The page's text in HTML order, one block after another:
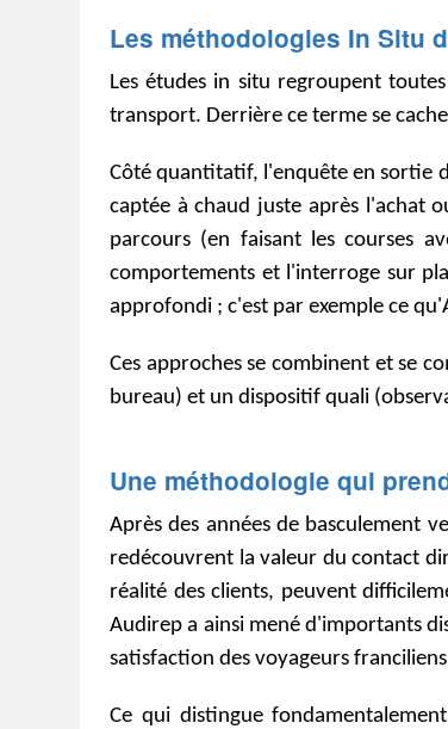
Les méthodologies In Situ
Les études in situ regroupent
transport. Derrière ce terme se
Côté quantitatif, l'enquête en sortie
captée à chaud juste après l'achat
parcours (en faisant les courses
comportements et l'interroge sur
approfondi ; c'est par exemple ce
Ces approches se combinent et se
bureau) et un dispositif quali
Une méthodologie qui
Après des années de basculement
redécouvrent la valeur du contact
réalité des clients, peuvent
Audirep a ainsi mené d'importants
satisfaction des voyageurs
Ce qui distingue